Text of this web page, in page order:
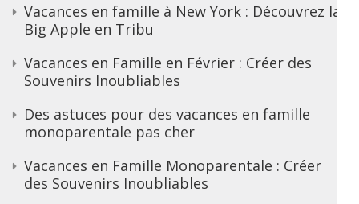
Vacances en famille à New York : Découvrez la
Big Apple en Tribu
Vacances en Famille en Février : Créer des
Souvenirs Inoubliables
Des astuces pour des vacances en famille
monoparentale pas cher
Vacances en Famille Monoparentale : Créer
des Souvenirs Inoubliables